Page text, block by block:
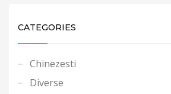
CATEGORIES
Chinezesti
Diverse